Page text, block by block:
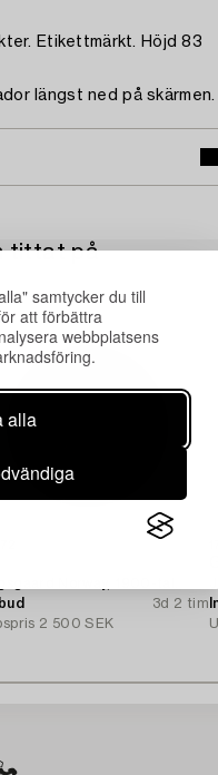
samtycker du till
att förbättra
webbplatsens
alla
Etikettmärkt. Höjd 83
längst ned på skärmen.
tittat på
3d 2 tim
2 500 SEK